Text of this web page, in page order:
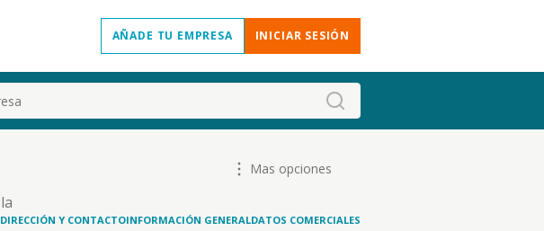
AÑADE TU EMPRESA INICIAR SESIÓN
total o
Mas opciones
DIRECCIÓN Y CONTACTOINFORMACIÓN GENERALDATOS COMERCIALES